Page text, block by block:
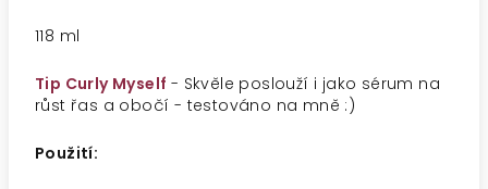
118 ml
Tip Curly Myself - Skvěle poslouží i jako sérum na
růst řas a obočí - testováno na mně :)
Použití: